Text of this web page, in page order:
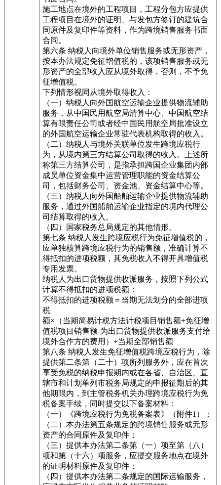
施工地点在境外的工程项目，工程分包方应提供
工程项目在境外的证明、与发包方签订的建筑合
同原件及复印件等资料，作为跨境销售服务书面
合同。
第六条 纳税人向境外单位销售服务或无形资产，
按本办法规定免征增值税的，该项销售服务或无
形资产的全部收入应从境外取得，否则，不予免
征增值税。
下列情形视同从境外取得收入：
（一）纳税人向外国航空运输企业提供物流辅助
服务，从中国民用航空局清算中心、中国航空结
算有限责任公司或者经中国民用航空局批准设立
的外国航空运输企业常驻代表机构取得的收入。
（二）纳税人与境外关联单位发生跨境应税行
为，从境内第三方结算公司取得的收入。上述所
称第三方结算公司，是指承担跨国企业集团内部
成员单位资金集中运营管理职能的资金结算公
司，包括财务公司、资金池、资金结算中心等。
（三）纳税人向外国船舶运输企业提供物流辅助
服务，通过外国船舶运输企业指定的境内代理公
司结算取得的收入。
（四）国家税务总局规定的其他情形。
第七条 纳税人发生跨境应税行为免征增值税的，
应单独核算跨境应税行为的销售额，准确计算不
得抵扣的进项税额，其免税收入不得开具增值税
专用发票。
纳税人为出口货物提供收派服务，按照下列公式
计算不得抵扣的进项税额：
不得抵扣的进项税额＝当期无法划分的全部进项
税
额×（当期简易计税方法计税项目销售额+免征增
值税项目销售额-为出口货物提供收派服务支付给
境外合作方的费用）÷当期全部销售额
第八条 纳税人发生免征增值税跨境应税行为，除
提供第二条第（二十）项所列服务外，应在首次
享受免税的纳税申报期内或在各省、自治区、直
辖市和计划单列市税务局规定的申报征期后的其
他期限内，到主管税务机关办理跨境应税行为免
税备案手续，同时提交以下备案材料：
（一）《跨境应税行为免税备案表》（附件1）；
（二）本办法第五条规定的跨境销售服务或无形
资产的合同原件及复印件；
（三）提供本办法第二条第（一）项至第（八）
项和第（十六）项服务，应提交服务地点在境外
的证明材料原件及复印件；
（四）提供本办法第二条规定的国际运输服务，